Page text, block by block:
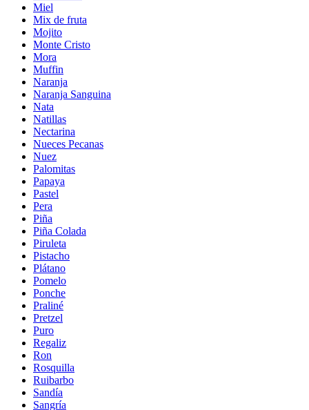
Miel
Mix de fruta
Mojito
Monte Cristo
Mora
Muffin
Naranja
Naranja Sanguina
Nata
Natillas
Nectarina
Nueces Pecanas
Nuez
Palomitas
Papaya
Pastel
Pera
Piña
Piña Colada
Piruleta
Pistacho
Plátano
Pomelo
Ponche
Praliné
Pretzel
Puro
Regaliz
Ron
Rosquilla
Ruibarbo
Sandía
Sangría